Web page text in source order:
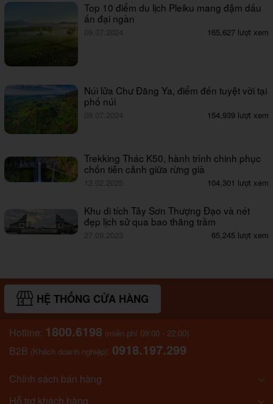
Top 10 điểm du lịch Pleiku mang đậm dấu
ấn đại ngàn
09.07.2024 165,627 lượt xem
Núi lửa Chư Đăng Ya, điểm đến tuyệt vời tại
phố núi
08.07.2024 154,939 lượt xem
Trekking Thác K50, hành trình chinh phục
chốn tiên cảnh giữa rừng già
12.02.2025 104,301 lượt xem
Khu di tích Tây Sơn Thượng Đạo và nét
đẹp lịch sử qua bao thăng trầm
27.09.2023 65,245 lượt xem
HỆ THỐNG CỬA HÀNG
Hotline: 1800.6198 (miễn phí 09:00 - 22:00)
B2B (Khách doanh nghiệp): 0918.197.299
Chính sách bán hàng
Hỗ trợ khách hàng